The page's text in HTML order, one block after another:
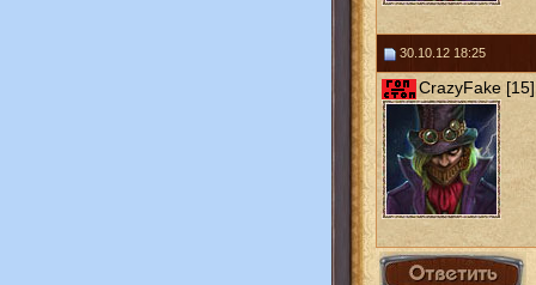
30.10.12 18:25
CrazyFake [15]